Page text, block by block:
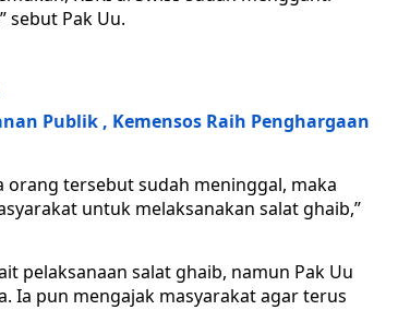
sebut Pak Uu.
Publik , Kemensos Raih Penghargaan
tersebut sudah meninggal, maka
untuk melaksanakan salat ghaib,”
pelaksanaan salat ghaib, namun Pak Uu
Ia pun mengajak masyarakat agar terus